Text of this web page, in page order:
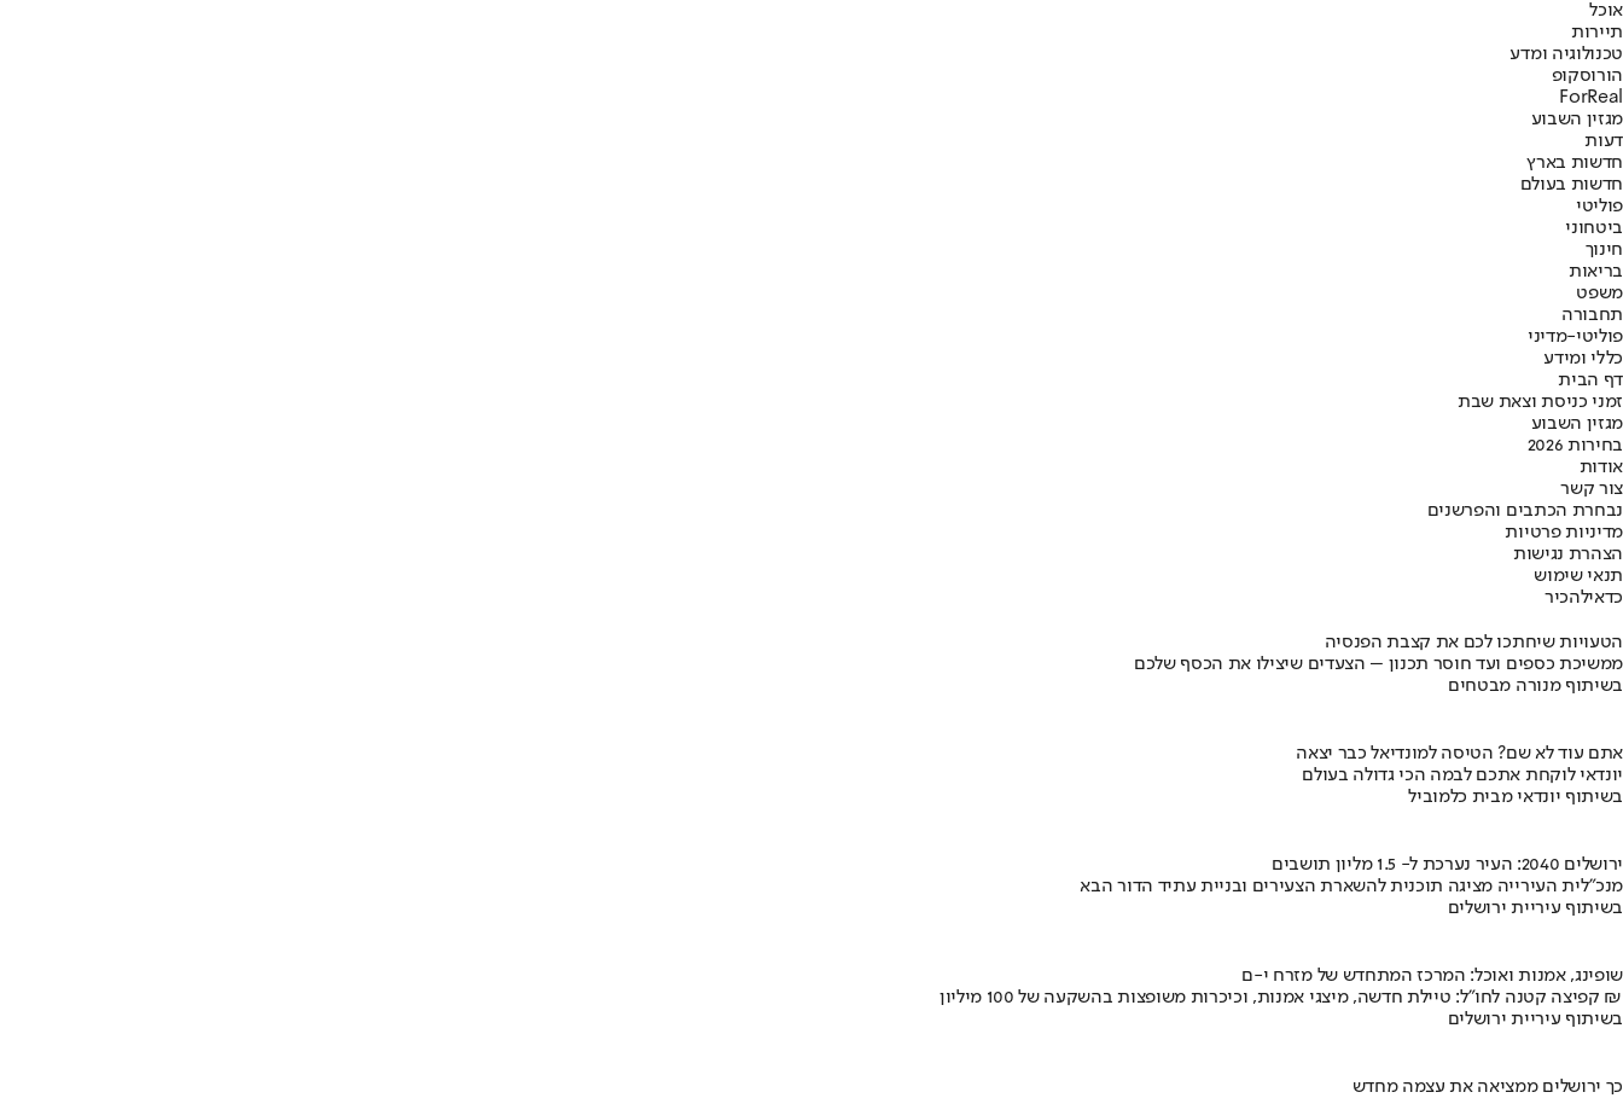
אוכל
תיירות
טכנולוגיה ומדע
הורוסקופ
ForReal
מגזין השבוע
דעות
חדשות בארץ
חדשות בעולם
פוליטי
ביטחוני
חינוך
בריאות
משפט
תחבורה
פוליטי-מדיני
כללי ומידע
דף הבית
זמני כניסת וצאת שבת
מגזין השבוע
בחירות 2026
אודות
צור קשר
נבחרת הכתבים והפרשנים
מדיניות פרטיות
הצהרת נגישות
תנאי שימוש
כדאילהכיר
הטעויות שיחתכו לכם את קצבת הפנסיה
ממשיכת כספים ועד חוסר תכנון – הצעדים שיצילו את הכסף שלכם
בשיתוף מנורה מבטחים
אתם עוד לא שם? הטיסה למונדיאל כבר יצאה
יונדאי לוקחת אתכם לבמה הכי גדולה בעולם
בשיתוף יונדאי מבית כלמוביל
ירושלים 2040: העיר נערכת ל- 1.5 מליון תושבים
מנכ"לית העירייה מציגה תוכנית להשארת הצעירים ובניית עתיד הדור הבא
בשיתוף עיריית ירושלים
שופינג, אמנות ואוכל: המרכז המתחדש של מזרח י-ם
קפיצה קטנה לחו"ל: טיילת חדשה, מיצגי אמנות, וכיכרות משופצות בהשקעה של 100 מיליון ₪
בשיתוף עיריית ירושלים
כך ירושלים ממציאה את עצמה מחדש